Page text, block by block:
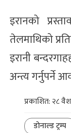
इरानको
तेलमाथिको
इरानी
अन्त्य गर्नुपर्ने
प्रकाशित: २८
डोनाल्ड ट्रम्प